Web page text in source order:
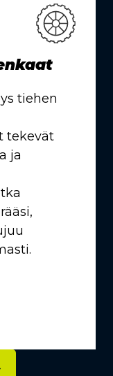
tiehen
tekevät
ja